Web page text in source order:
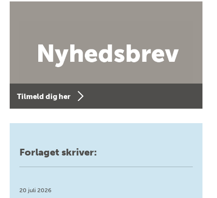
Tilmeld dig her
Forlaget skriver:
20 juli 2026